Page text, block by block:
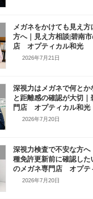
メガネをかけても見え方
方へ｜見え方相談|碧南
店 オプティカル和光
2026年7月21日
深視力はメガネで何とか
と距離感の確認が大切
門店 オプティカル和光
2026年7月20日
深視力検査で不安な方へ
種免許更新前に確認した
のメガネ専門店 オプテ
2026年7月20日